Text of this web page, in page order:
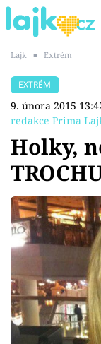
SHOPAHOLICADEL
Témata
Youtubeři
Virály
Sex a
Lajk ■ Extrém
EXTRÉM
9. února 2015
redakce Prima
Holky,